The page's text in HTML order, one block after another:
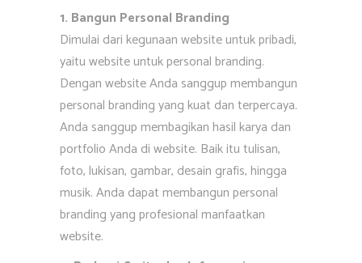
1. Bangun Personal Branding
Dimulai dari kegunaan website untuk pribadi,
yaitu website untuk personal branding.
Dengan website Anda sanggup membangun
personal branding yang kuat dan terpercaya.
Anda sanggup membagikan hasil karya dan
portfolio Anda di website. Baik itu tulisan,
foto, lukisan, gambar, desain grafis, hingga
musik. Anda dapat membangun personal
branding yang profesional manfaatkan
website.